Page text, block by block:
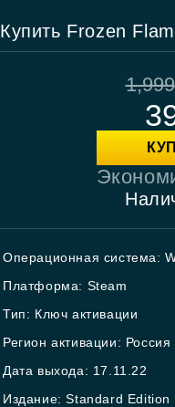
Купить Frozen
1,999
Операционная система:
Платформа: Steam
Тип: Ключ активации
Регион активации:
Дата выхода: 17.11.22
Издание: Standard Edition